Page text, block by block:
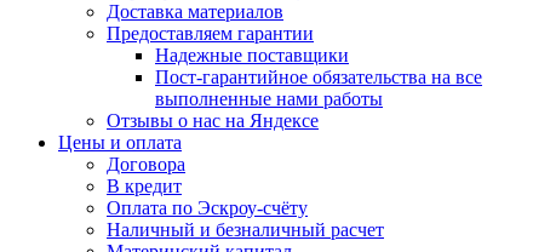
Доставка материалов
Предоставляем гарантии
Надежные поставщики
Пост-гарантийное обязательства на все
выполненные нами работы
Отзывы о нас на Яндексе
Цены и оплата
Договора
В кредит
Оплата по Эскроу-счёту
Наличный и безналичный расчет